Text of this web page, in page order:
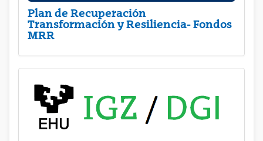
Plan de Recuperación
Transformación y Resiliencia- Fondos
MRR